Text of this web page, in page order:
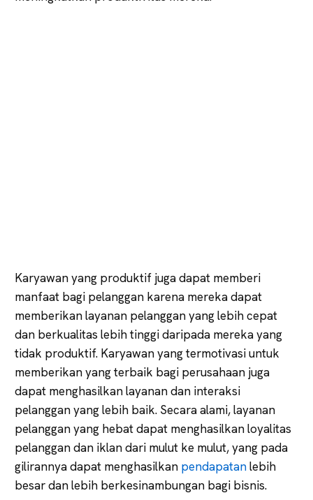
Karyawan yang produktif juga dapat memberi
manfaat bagi pelanggan karena mereka dapat
memberikan layanan pelanggan yang lebih cepat
dan berkualitas lebih tinggi daripada mereka yang
tidak produktif. Karyawan yang termotivasi untuk
memberikan yang terbaik bagi perusahaan juga
dapat menghasilkan layanan dan interaksi
pelanggan yang lebih baik. Secara alami, layanan
pelanggan yang hebat dapat menghasilkan loyalitas
pelanggan dan iklan dari mulut ke mulut, yang pada
gilirannya dapat menghasilkan pendapatanlebih
besar dan lebih berkesinambungan bagi bisnis.